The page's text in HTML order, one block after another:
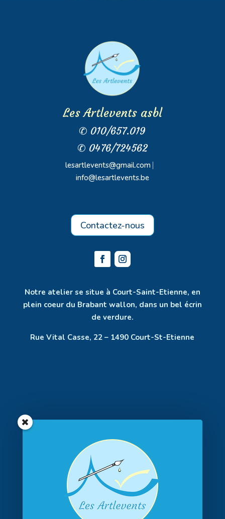
Les Artlevents asbl
✆ 010/657.019
✆ 0476/724562
lesartlevents@gmail.com
info@lesartlevents.be
Contactez-nous
Notre atelier se situe à Court-Saint-Etienne, en
plein coeur du Brabant wallon, dans un bel écrin
de verdure.
Rue Vital Casse, 22 – 1490 Court-St-Etienne